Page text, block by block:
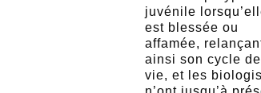
juvénile
est blessée ou
affamée,
ainsi son cycle de
vie, et les